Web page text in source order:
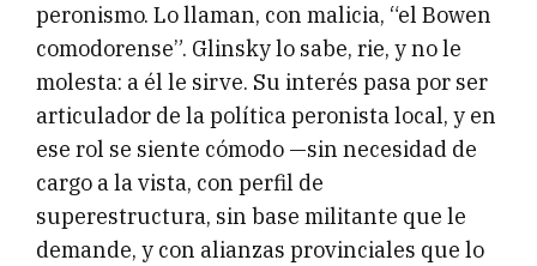
peronismo. Lo llaman, con malicia, “el Bowen
comodorense”. Glinsky lo sabe, rie, y no le
molesta: a él le sirve. Su interés pasa por ser
articulador de la política peronista local, y en
ese rol se siente cómodo —sin necesidad de
cargo a la vista, con perfil de
superestructura, sin base militante que le
demande, y con alianzas provinciales que lo